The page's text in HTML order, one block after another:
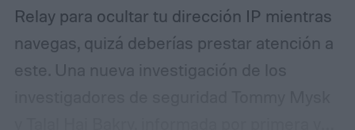
Relay para ocultar tu dirección IP mientras
navegas, quizá deberías prestar atención a
este. Una nueva investigación de los